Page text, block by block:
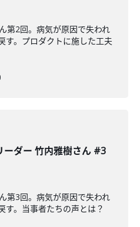
第2回。病気が原因で失われ
す。プロダクトに施した工夫
ーダー 竹内雅樹さん #3
第3回。病気が原因で失われ
す。当事者たちの声とは？